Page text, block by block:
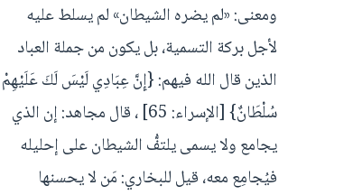
ومعنى: «لم يضره الشيطان» لم يسلط عليه
لأجل بركة التسمية، بل يكون من جملة العباد
الذين قال الله فيهم: {إِنَّ عِبَادِي لَيْسَ لَكَ عَلَيْهِمْ
سُلْطَانٌ} [الإسراء: 65] ، قال مجاهد: إن الذي
يجامع ولا يسمى يلتفُّ الشيطان على إحليله
فيُجامِع معه، قيل للبخاري: مَن لا يحسنها